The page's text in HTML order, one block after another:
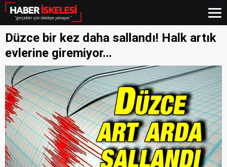
Düzce bir kez daha sallandı! Halk artık
evlerine giremiyor...